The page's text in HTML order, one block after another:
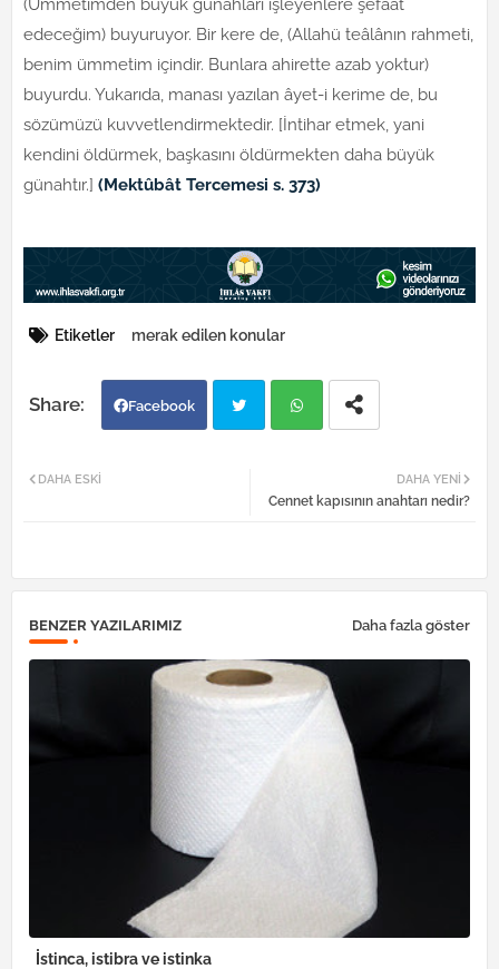
(Ümmetimden büyük günahları işleyenlere şefaat
edeceğim) buyuruyor. Bir kere de, (Allahü teâlânın rahmeti,
benim ümmetim içindir. Bunlara ahirette azab yoktur)
buyurdu. Yukarıda, manası yazılan âyet-i kerime de, bu
sözümüzü kuvvetlendirmektedir. [İntihar etmek, yani
kendini öldürmek, başkasını öldürmekten daha büyük
günahtır.] (Mektûbât Tercemesi s. 373)
Etiketler merak edilen konular
Facebook
atsa
DAHA YENI
Cennet kapısının anahtarı nedir?
DAHA ESKI
BENZER YAZILARIMIZ Daha fazla göster
İstinca, istibra ve istinka